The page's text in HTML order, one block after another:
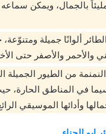
بالجمال، ويمكن
ألوانًا جميلة
والأحمر والأصفر حتى
من الطيور الجميلة
سيما في المناطق الحارة،
وأدائها الموسيقي